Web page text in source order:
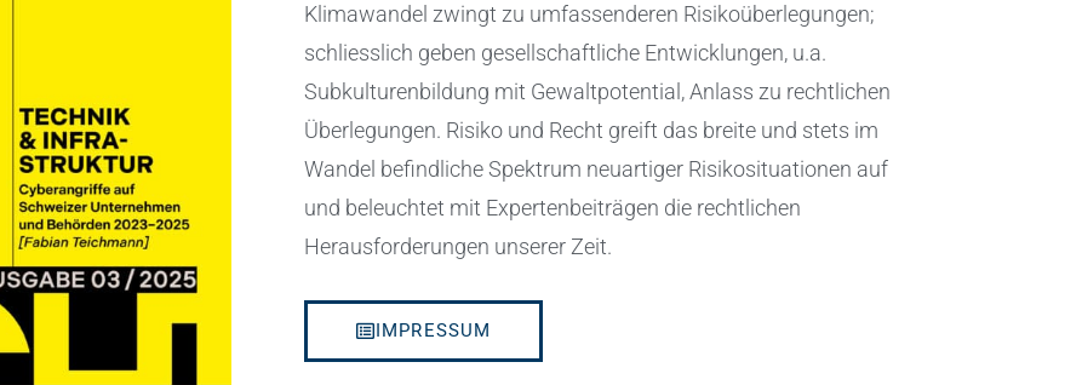
Klimawandel zwingt zu umfassenderen Risikoüberlegungen;
schliesslich geben gesellschaftliche Entwicklungen, u.a.
Subkulturenbildung mit Gewaltpotential, Anlass zu rechtlichen
Überlegungen. Risiko und Recht greift das breite und stets im
Wandel befindliche Spektrum neuartiger Risikosituationen auf
und beleuchtet mit Expertenbeiträgen die rechtlichen
Herausforderungen unserer Zeit.
IMPRESSUM